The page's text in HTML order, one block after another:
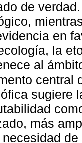
de
en
la
al
central
sugiere
más